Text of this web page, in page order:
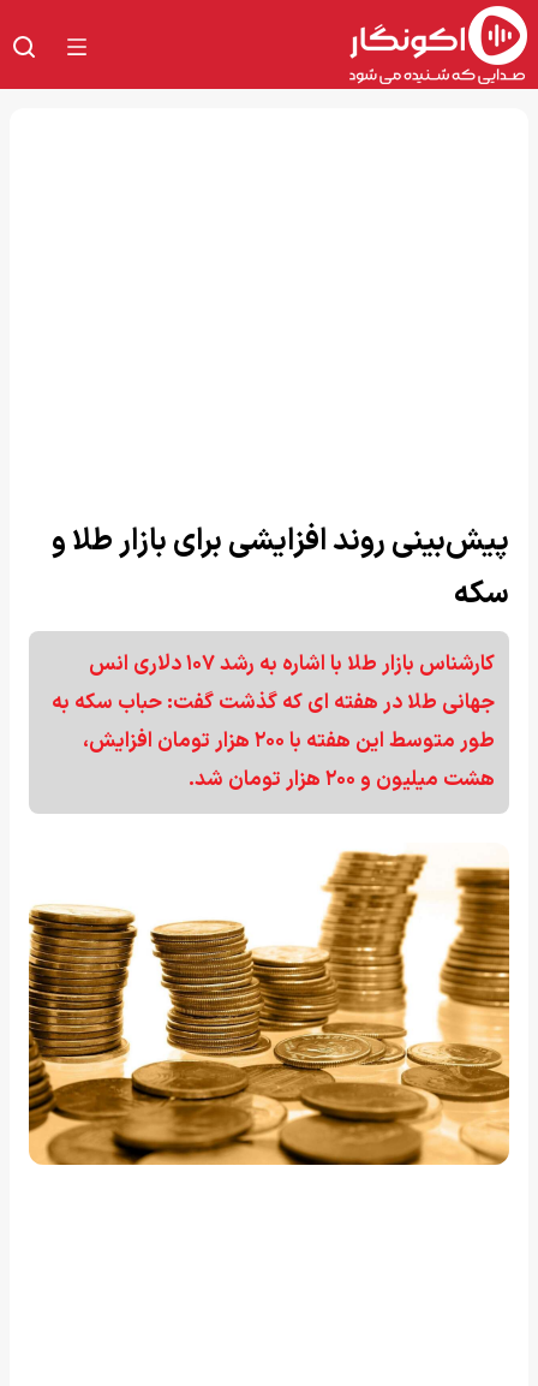
پیش‌بینی روند افزایشی برای بازار طلا و
سکه
کارشناس بازار طلا با اشاره به رشد ۱۰۷ دلاری انس
جهانی طلا در هفته ای که گذشت گفت: حباب سکه به
طور متوسط این هفته با ۲۰۰ هزار تومان افزایش،
هشت میلیون و ۲۰۰ هزار تومان شد.